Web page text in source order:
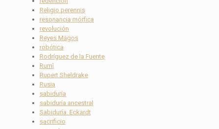
Religio perennis
resonancia mórfica
revolución
Reyes Magos
robótica
Rodríguez de la Fuente
Rumî
Rupert Sheldrake
Rusia
sabiduría
sabiduría ancestral
Sabiduría. Eckardt
sacrificio